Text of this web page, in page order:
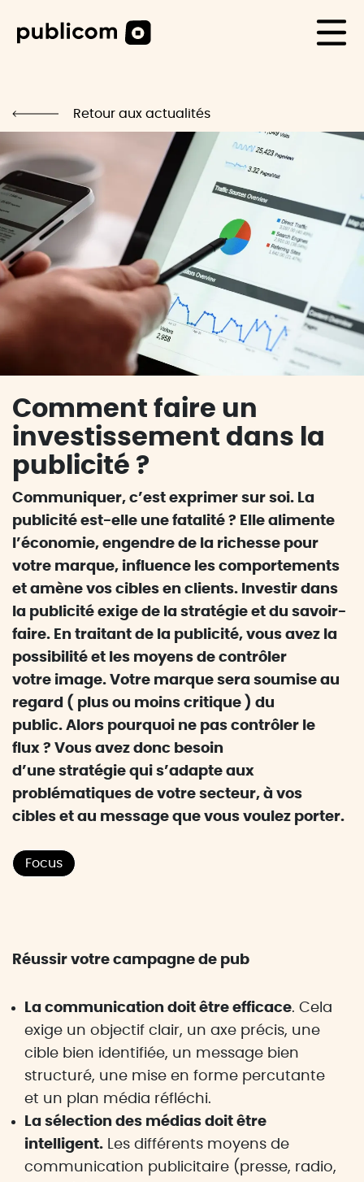
CAS CLIENTS
Blog
Carrière
Contact
Retour aux actualités
Comment faire un
investissement dans la
publicité ?
Communiquer, c’est exprimer sur soi. La
publicité est-elle une fatalité ? Elle alimente
l’économie, engendre de la richesse pour
votre marque, influence les comportements
et amène vos cibles en clients. Investir dans
la publicité exige de la stratégie et du savoir-
faire. En traitant de la publicité, vous avez la
possibilité et les moyens de contrôler
votre image. Votre marque sera soumise au
regard ( plus ou moins critique ) du
public. Alors pourquoi ne pas contrôler le
flux ? Vous avez donc besoin
d’une stratégie qui s’adapte aux
problématiques de votre secteur, à vos
cibles et au message que vous voulez porter.
Focus
Réussir votre campagne de pub
La communication doit être efficace. Cela
exige un objectif clair, un axe précis, une
cible bien identifiée, un message bien
structuré, une mise en forme percutante
et un plan média réfléchi.
La sélection des médias doit être
intelligent. Les différents moyens de
communication publicitaire (presse, radio,